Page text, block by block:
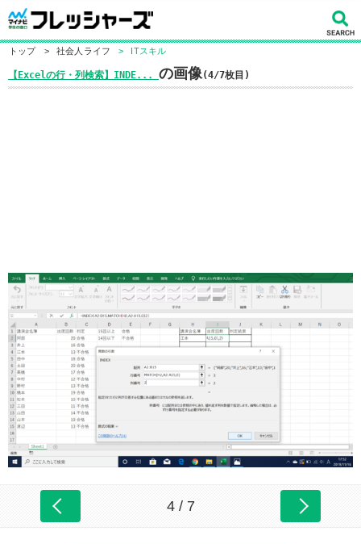
トップ > 社会人ライフ > ITスキル
【Excelの行・列検索】INDE... の画像(4/7枚目)
4 / 7